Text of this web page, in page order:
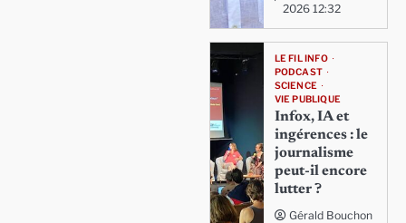
2026 12:32
LE FIL INFO
PODCAST
SCIENCE
VIE PUBLIQUE
Infox, IA et
ingérences : le
journalisme
peut-il encore
lutter ?
Gérald Bouchon